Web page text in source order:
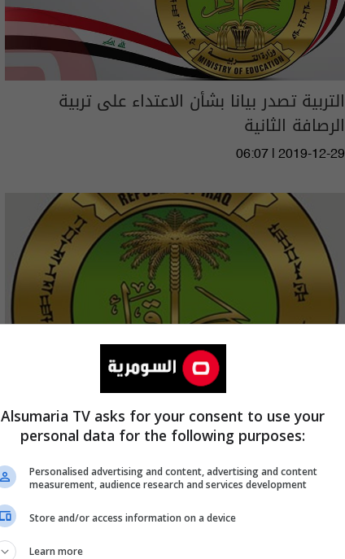
التربية تصدر بيانا بشأن الاعتداء على تربية
الرصافة الثانية
06:07 | 2019-12-29
السومرية نيوز تنشر نتائج الدور الثاني للسادس
لمديرية الرصافة الثانية
Alsumaria TV asks for your consent to use your
personal data for the following purposes:
Personalised advertising and content, advertising and content
measurement, audience research and services development
Store and/or access information on a device
Learn more